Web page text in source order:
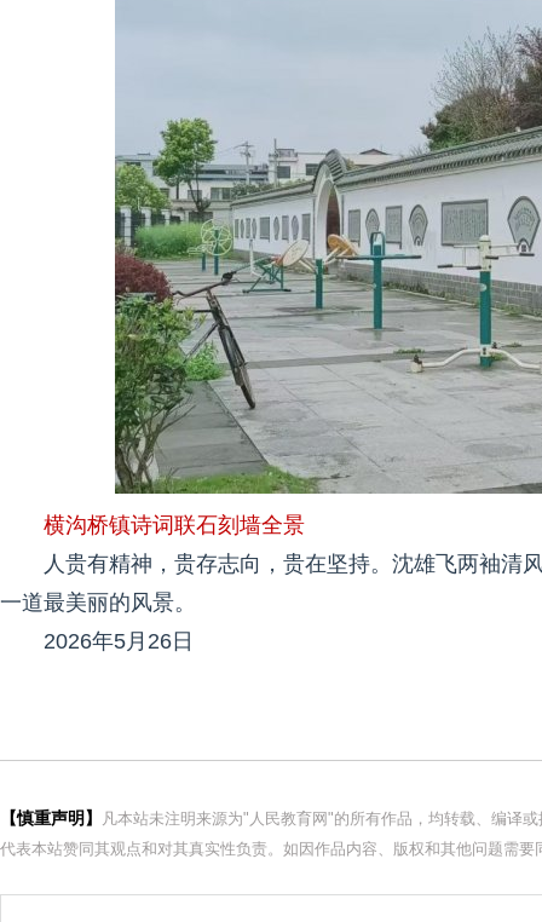
横沟桥镇诗词联石刻墙全景
人贵有精神，贵存志向，贵在坚持。沈雄飞两袖清
一道最美丽的风景。
2026年5月26日
【慎重声明】
凡本站未注明来源为"人民教育网"的所有作品，均转载、编译
代表本站赞同其观点和对其真实性负责。如因作品内容、版权和其他问题需